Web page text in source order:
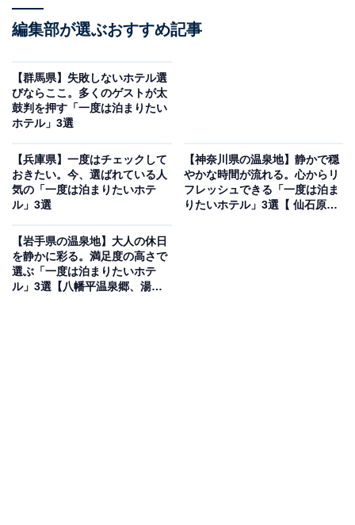
伊香保温泉 ホテル木暮（画像：「伊香保温泉 ホテル木暮」公式Webサイト
より）
伊香保温泉 ホテル木暮は、名湯「黄金の湯」の総湧出量
常の癒し空間で湯浴み体験をできる大浴場「千楽」で
は、多彩な露天風呂や寝湯などで源泉掛け流しの湯を心
編集部が選ぶおすすめ記事
【群馬県】失敗しないホテル選
びならここ。多くのゲストが太
鼓判を押す「一度は泊まりたい
ホテル」3選
【兵庫県】一度はチェックして
おきたい。今、選ばれている人
気の「一度は泊まりたいホテ
ル」3選
【神奈川県の温泉地】静かで穏
やかな時間が流れる。心からリ
フレッシュできる「一度は泊ま
りたいホテル」3選【 仙石原温
【岩手県の温泉地】大人の休日
を静かに彩る。満足度の高さで
選ぶ「一度は泊まりたいホテ
ル」3選【八幡平温泉郷、湯川